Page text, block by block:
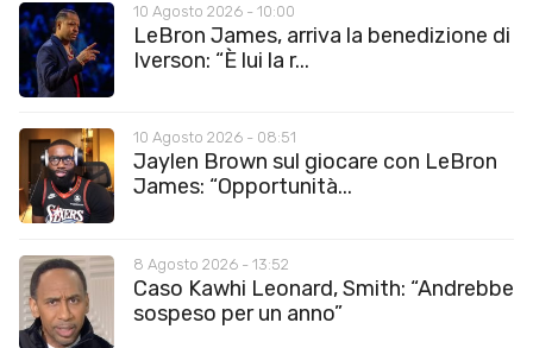
10 Agosto 2026 - 10:00
LeBron James, arriva la benedizione di
Iverson: “È lui la r...
10 Agosto 2026 - 08:51
Jaylen Brown sul giocare con LeBron
James: “Opportunità...
8 Agosto 2026 - 13:52
Caso Kawhi Leonard, Smith: “Andrebbe
sospeso per un anno”